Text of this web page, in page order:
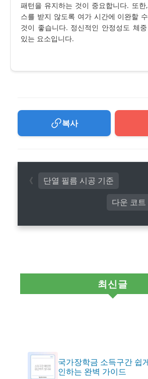
패턴을 유지하는 것이 중요합니다. 또
스를 받지 않도록 여가 시간에 이완할
것이 좋습니다. 정신적인 안정성도 체
있는 요소입니다.
복사
다운 코
단열 필름 시공 기준
최신글
국가장학금 소득구간 쉽
인하는 완벽 가이드